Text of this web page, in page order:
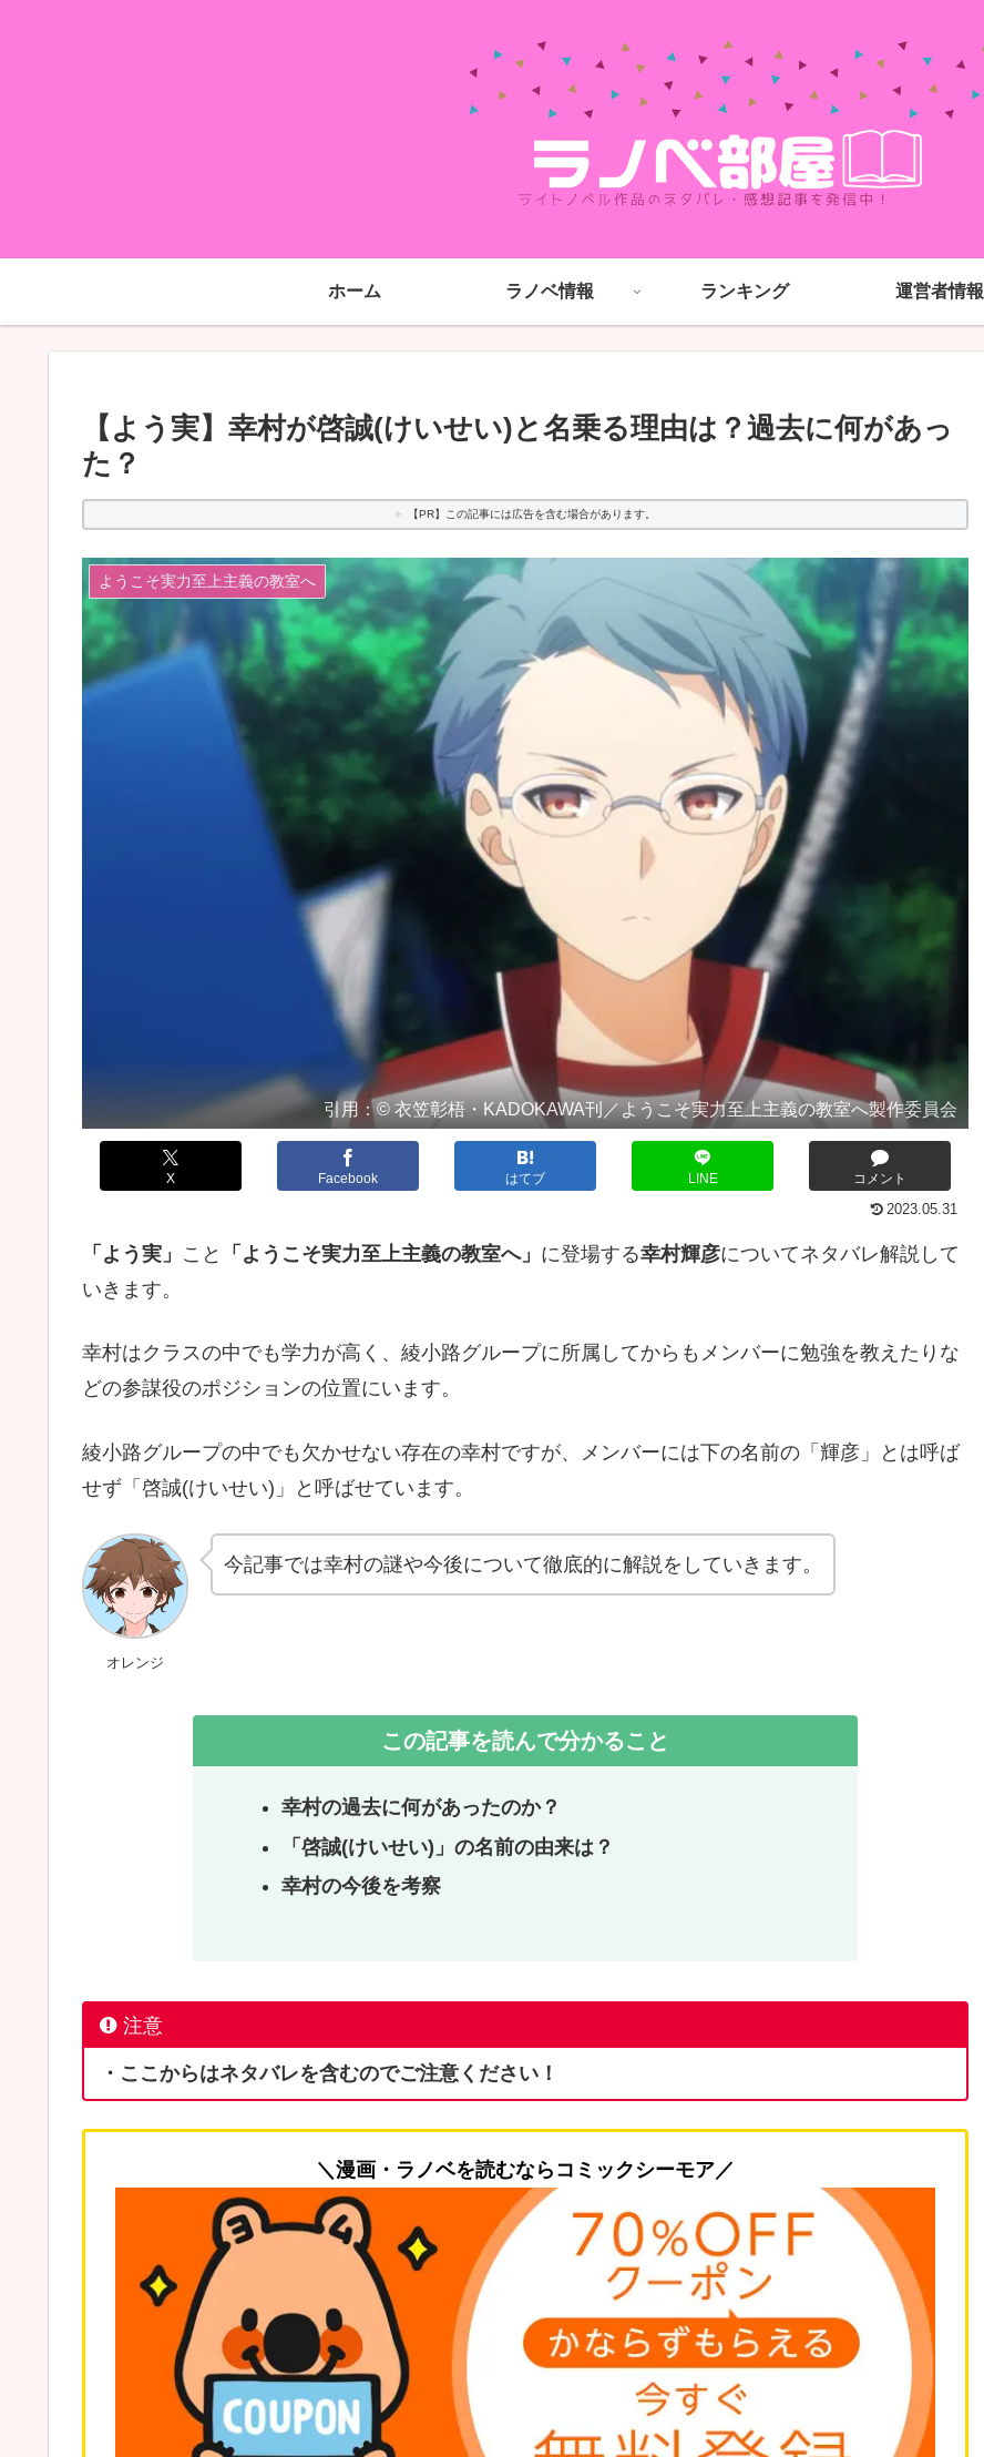
ホーム ラノベ情報 ランキング 運営者情報
【よう実】幸村が啓誠(けいせい)と名乗る理由は？過去に何があっ
た？
【PR】この記事には広告を含む場合があります。
ようこそ実力至上主義の教室へ
引用：© 衣笠彰梧・KADOKAWA刊／ようこそ実力至上主義の教室へ製作委員会
X Facebook はてブ LINE コメント
2023.05.31
「よう実」 こと 「ようこそ実力至上主義の教室へ」 に登場する幸村輝彦についてネタバレ解説して
いきます。
幸村はクラスの中でも学力が高く、綾小路グループに所属してからもメンバーに勉強を教えたりな
どの参謀役のポジションの位置にいます。
綾小路グループの中でも欠かせない存在の幸村ですが、メンバーには下の名前の「輝彦」とは呼ば
せず「啓誠(けいせい)」と呼ばせています。
オレンジ
今記事では幸村の謎や今後について徹底的に解説をしていきます。
この記事を読んで分かること
幸村の過去に何があったのか？
「啓誠(けいせい)」の名前の由来は？
幸村の今後を考察
注意
・ここからはネタバレを含むのでご注意ください！
＼漫画・ラノベを読むならコミックシーモア／